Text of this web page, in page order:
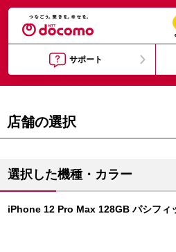
サポート
店舗の選択
選択した機種・カラー
iPhone 12 Pro Max 128GB パシフィ